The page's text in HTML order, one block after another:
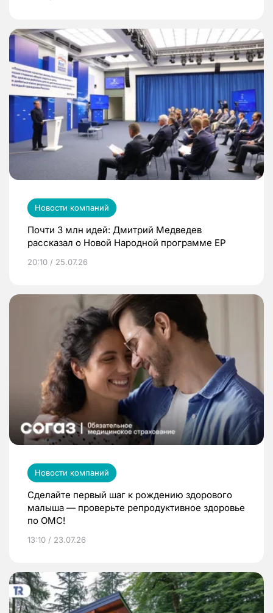
Новости компаний
Почти 3 млн идей: Дмитрий Медведев
рассказал о Новой Народной программе ЕР
20:10 / 25.07.26
Новости компаний
Сделайте первый шаг к рождению здорового
малыша — проверьте репродуктивное здоровье
по ОМС!
13:10 / 23.07.26